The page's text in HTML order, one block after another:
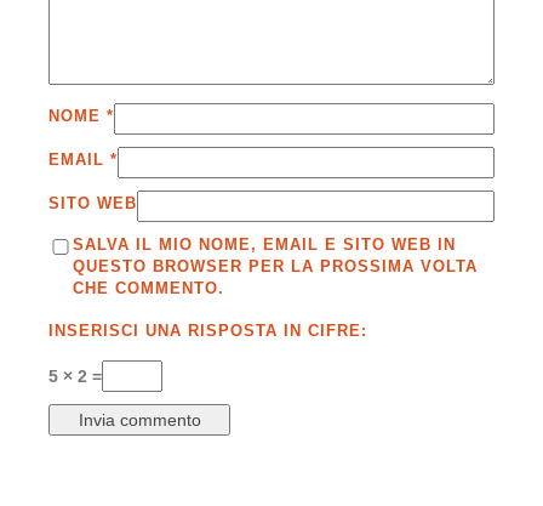
NOME *
EMAIL *
SITO WEB
SALVA IL MIO NOME, EMAIL E SITO WEB IN
QUESTO BROWSER PER LA PROSSIMA VOLTA
CHE COMMENTO.
INSERISCI UNA RISPOSTA IN CIFRE:
5 × 2 =